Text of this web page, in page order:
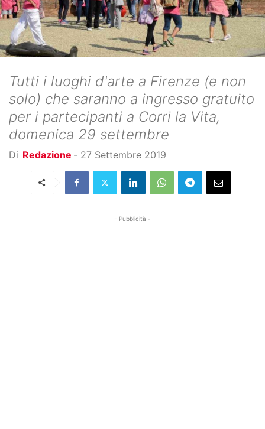
Tutti i luoghi d'arte a Firenze (e non
solo) che saranno a ingresso gratuito
per i partecipanti a Corri la Vita,
domenica 29 settembre
Di Redazione - 27 Settembre 2019
- Pubblicità -